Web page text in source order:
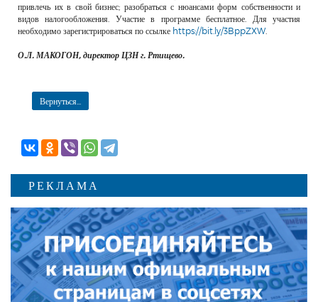
привлечь их в свой бизнес; разобраться с нюансами форм собственности и
видов налогообложения. Участие в программе бесплатное. Для участия
необходимо зарегистрироваться по ссылке https://bit.ly/3BppZXW
О.Л. МАКОГОН, директор ЦЗН г. Ртищево.
Вернуться...
РЕКЛАМА